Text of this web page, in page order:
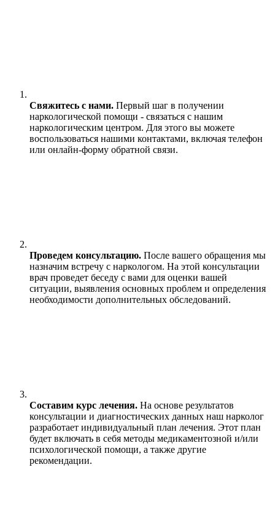
Свяжитесь с нами. Первый шаг в получении
наркологической помощи - связаться с нашим
наркологическим центром. Для этого вы можете
воспользоваться нашими контактами, включая телефон
или онлайн-форму обратной связи.
Проведем консультацию. После вашего обращения мы
назначим встречу с наркологом. На этой консультации
врач проведет беседу с вами для оценки вашей
ситуации, выявления основных проблем и определения
необходимости дополнительных обследований.
Составим курс лечения. На основе результатов
консультации и диагностических данных наш нарколог
разработает индивидуальный план лечения. Этот план
будет включать в себя методы медикаментозной и/или
психологической помощи, а также другие
рекомендации.